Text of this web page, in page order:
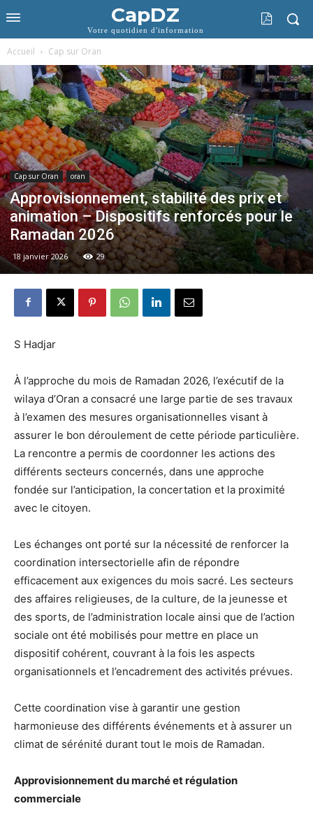
CapDZ
Votre quotidien d'information
Accueil Cap sur Oran
Cap sur Oran oran
Approvisionnement, stabilité des prix et
animation – Dispositifs renforcés pour le
Ramadan 2026
18 janvier 2026 29
S Hadjar
À l’approche du mois de Ramadan 2026, l’exécutif de la
wilaya d’Oran a consacré une large partie de ses travaux
à l’examen des mesures organisationnelles visant à
assurer le bon déroulement de cette période particulière.
La rencontre a permis de coordonner les actions des
différents secteurs concernés, dans une approche
fondée sur l’anticipation, la concertation et la proximité
avec le citoyen.
Les échanges ont porté sur la nécessité de renforcer la
coordination intersectorielle afin de répondre
efficacement aux exigences du mois sacré. Les secteurs
des affaires religieuses, de la culture, de la jeunesse et
des sports, de l’administration locale ainsi que de l’action
sociale ont été mobilisés pour mettre en place un
dispositif cohérent, couvrant à la fois les aspects
organisationnels et l’encadrement des activités prévues.
Cette coordination vise à garantir une gestion
harmonieuse des différents événements et à assurer un
climat de sérénité durant tout le mois de Ramadan.
Approvisionnement du marché et régulation
commerciale